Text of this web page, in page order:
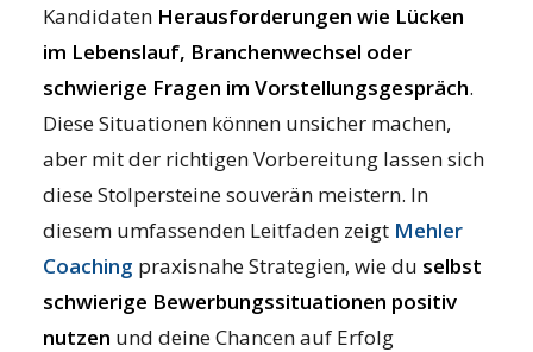
Kandidaten Herausforderungen wie Lücken
im Lebenslauf, Branchenwechsel oder
schwierige Fragen im Vorstellungsgespräch.
Diese Situationen können unsicher machen,
aber mit der richtigen Vorbereitung lassen sich
diese Stolpersteine souverän meistern. In
diesem umfassenden Leitfaden zeigt Mehler
Coaching praxisnahe Strategien, wie du selbst
schwierige Bewerbungssituationen positiv
nutzen und deine Chancen auf Erfolg